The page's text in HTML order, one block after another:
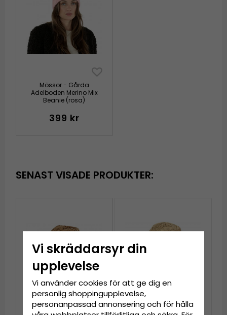
Mössor - Gårda
Adelboden Merino Mix
Beanie (rosa)
399 kr
SENAST VISADE PRODUKTER:
Vi skräddarsyr din
upplevelse
Vi använder cookies för att ge dig en
personlig shoppingupplevelse,
personanpassad annonsering och för hålla